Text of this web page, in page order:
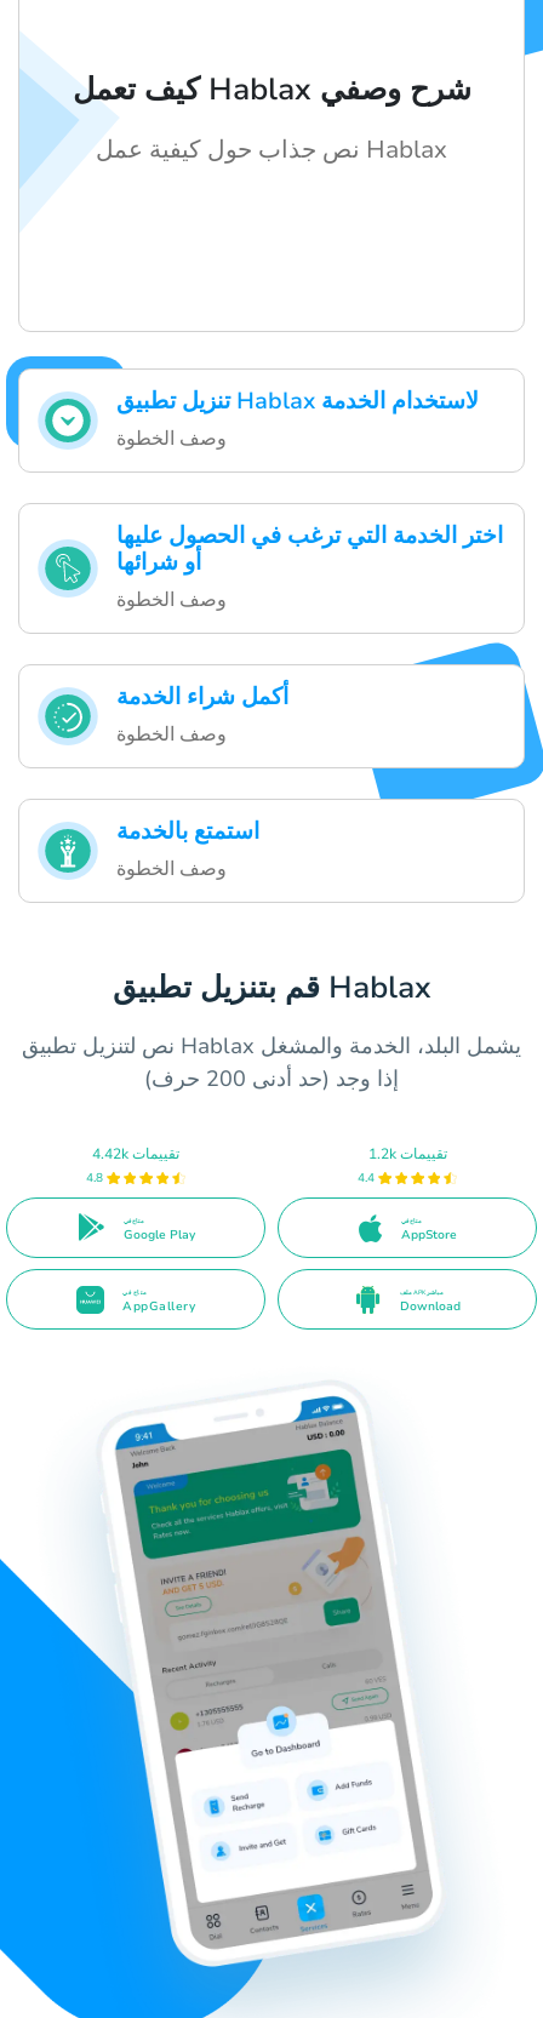
تنزيل تطبيق Hablax لاستخدام الخدمة
وصف الخطوة
اختر الخدمة التي ترغب في الحصول عليها
أو شرائها
وصف الخطوة
أكمل شراء الخدمة
وصف الخطوة
استمتع بالخدمة
وصف الخطوة
كيف تعمل Hablax شرح وصفي
نص جذاب حول كيفية عمل Hablax
قم بتنزيل تطبيق Hablax
نص لتنزيل تطبيق Hablax يشمل البلد، الخدمة والمشغل
إذا وجد (حد أدنى 200 حرف)
4.42k تقييمات
4.8
متاح في
Google Play
1.2k تقييمات
4.4
متاح في
AppStore
متاح في
AppGallery
ملف APK مباشر
Download